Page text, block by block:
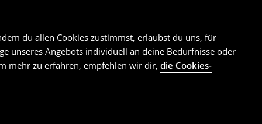
du allen Cookies zustimmst, erlaubst du uns, für
unseres Angebots individuell an deine Bedürfnisse oder
mehr zu erfahren, empfehlen wir dir, die Cookies-